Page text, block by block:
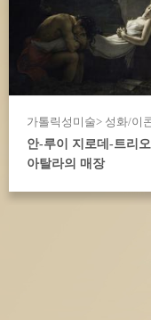
가톨릭성미술> 성화/이
안-루이 지로데-트리
아탈라의 매장